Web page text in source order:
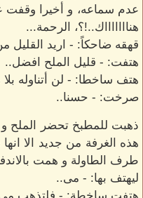
عدم سماعه، و أخيرا وقفت
هناااااااك..!؟، الرحمة...
قهقه ضاحكاً: - اريد القليل
هتفت: - قليل الملح افضل..
هتف ساخطا: - لن أتناوله بلا
صرخت: - حسنا..
ذهبت للمطبخ تحضر الملح
هذه الغرفة من جديد الا
طرف الطاولة و همت
ليهتف بها: - مى..